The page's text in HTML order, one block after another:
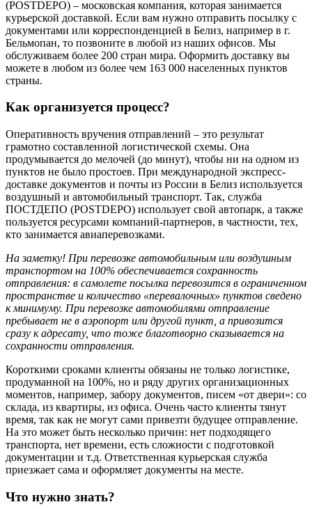
(POSTDEPO) – московская компания, которая занимается
курьерской доставкой. Если вам нужно отправить посылку с
документами или корреспонденцией в Белиз, например в г.
Бельмопан, то позвоните в любой из наших офисов. Мы
обслуживаем более 200 стран мира. Оформить доставку вы
можете в любом из более чем 163 000 населенных пунктов
страны.
Как организуется процесс?
Оперативность вручения отправлений – это результат
грамотно составленной логистической схемы. Она
продумывается до мелочей (до минут), чтобы ни на одном из
пунктов не было простоев. При международной экспресс-
доставке документов и почты из России в Белиз используется
воздушный и автомобильный транспорт. Так, служба
ПОСТДЕПО (POSTDEPO) использует свой автопарк, а также
пользуется ресурсами компаний-партнеров, в частности, тех,
кто занимается авиаперевозками.
На заметку! При перевозке автомобильным или воздушным
транспортом на 100% обеспечивается сохранность
отправления: в самолете посылка перевозится в ограниченном
пространстве и количество «перевалочных» пунктов сведено
к минимуму. При перевозке автомобилями отправление
пребывает не в аэропорт или другой пункт, а привозится
сразу к адресату, что тоже благотворно сказывается на
сохранности отправления.
Короткими сроками клиенты обязаны не только логистике,
продуманной на 100%, но и ряду других организационных
моментов, например, забору документов, писем «от двери»: со
склада, из квартиры, из офиса. Очень часто клиенты тянут
время, так как не могут сами привезти будущее отправление.
На это может быть несколько причин: нет подходящего
транспорта, нет времени, есть сложности с подготовкой
документации и т.д. Ответственная курьерская служба
приезжает сама и оформляет документы на месте.
Что нужно знать?